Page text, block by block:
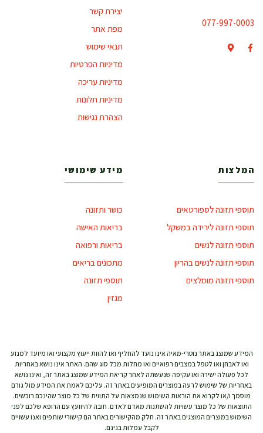
077-997-0003
יצירת קשר
מפת אתר
תנאי שימוש
מדיניות הפרטיות
מדיניות עריכה
מדיניות תלונות
הצהרת נגישות
המלצות
תוספי תזונה לספורטאים
תוספי תזונה לירידה במשקל
תוספי תזונה לנשים
תוספי תזונה לנשים בהריון
תוספי תזונה מומלצים
מידע שימושי
כושר ותזונה
בריאות האישה
בריאות ורפואה
מתכונים בריאים
תוספי תזונה
מגזין
המידע שמוצג באתר נוטרי-מאיה אינו נועד להחליף ואו להוות ייעוץ מקצועי ואו מיועד למנוע
ואו לאבחן ואו לטפל במצבים רפואיים ואו מחלות מכל סוג שהם. האתר אינו נושא באחריות
לכל פעולה ישירה ואו עקיפה שנעשתה לאחר קריאת המידע שמוצג באתר זה, ואינו נושא
באחריות של שימוש לרעה במוצרים המופיעים באתר זה. עליכם לאמת את המידע מול גורם
מוסמך ו/או לקרוא את הוראות השימוש שנמצאות על התווית של כל מוצר שהינכם רוכשים.
התוצאות של כל מוצר עשויות להשתנות מאדם לאדם. חובה להיוועץ עם הרופא שלכם לפני
השימוש במוצרים המוצגים באתר זה. חלק מהקישורים באתר הם קישורי שותפים ואנו עשויים
לקבל עמלות בגינם.